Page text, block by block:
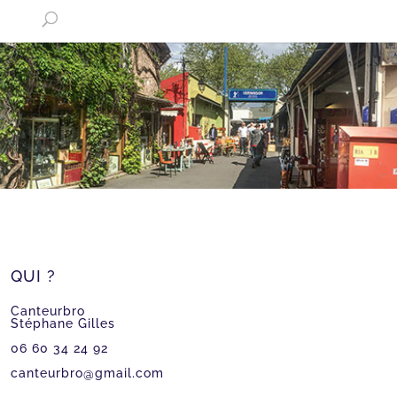
QUI ?
Canteurbro
Stéphane Gilles
06 60 34 24 92
canteurbro@gmail.com